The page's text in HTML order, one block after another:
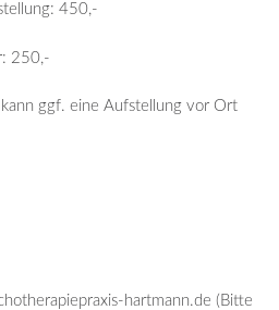
450,-
250,-
ggf. eine Aufstellung vor Ort
hartmann.de (Bitte